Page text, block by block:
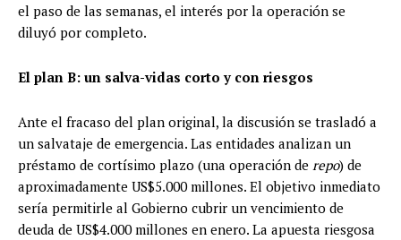
el paso de las semanas, el interés por la operación se
diluyó por completo.
El plan B: un salva-vidas corto y con riesgos
Ante el fracaso del plan original, la discusión se trasladó a
un salvataje de emergencia. Las entidades analizan un
préstamo de cortísimo plazo (una operación de repo) de
aproximadamente US$5.000 millones. El objetivo inmediato
sería permitirle al Gobierno cubrir un vencimiento de
deuda de US$4.000 millones en enero. La apuesta riesgosa